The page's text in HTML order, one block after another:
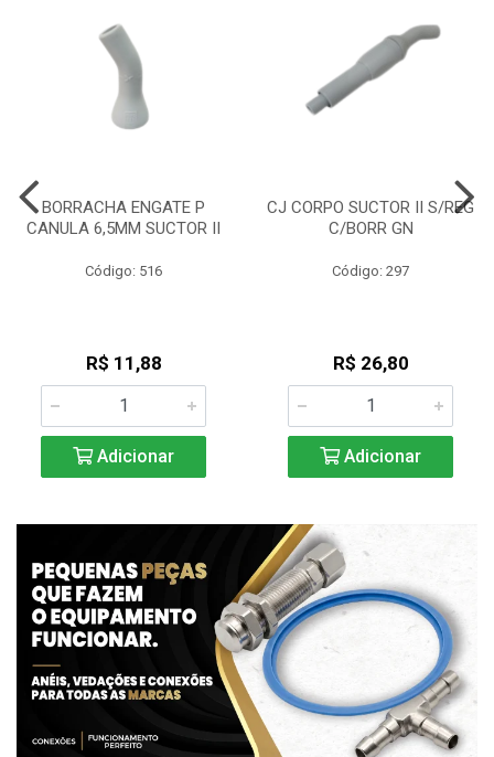
BORRACHA ENGATE P
CANULA 6,5MM SUCTOR II
Código: 516
R$ 11,88
Adicionar
CJ CORPO SUCTOR II S/REG
C/BORR GN
Código: 297
R$ 26,80
Adicionar